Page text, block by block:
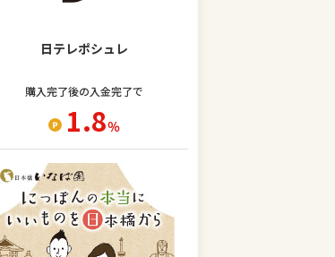
日テレポシュレ
購入完了後の入金完了で
1.8％